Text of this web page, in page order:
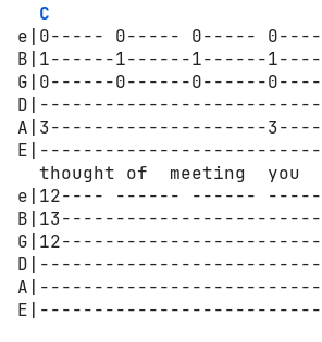
C
e|0----- 0----- 0-----
B|1------1------1------
G|0------0------0------
A|3--------------------
thought of  meeting  you
e|12---- ------ ------